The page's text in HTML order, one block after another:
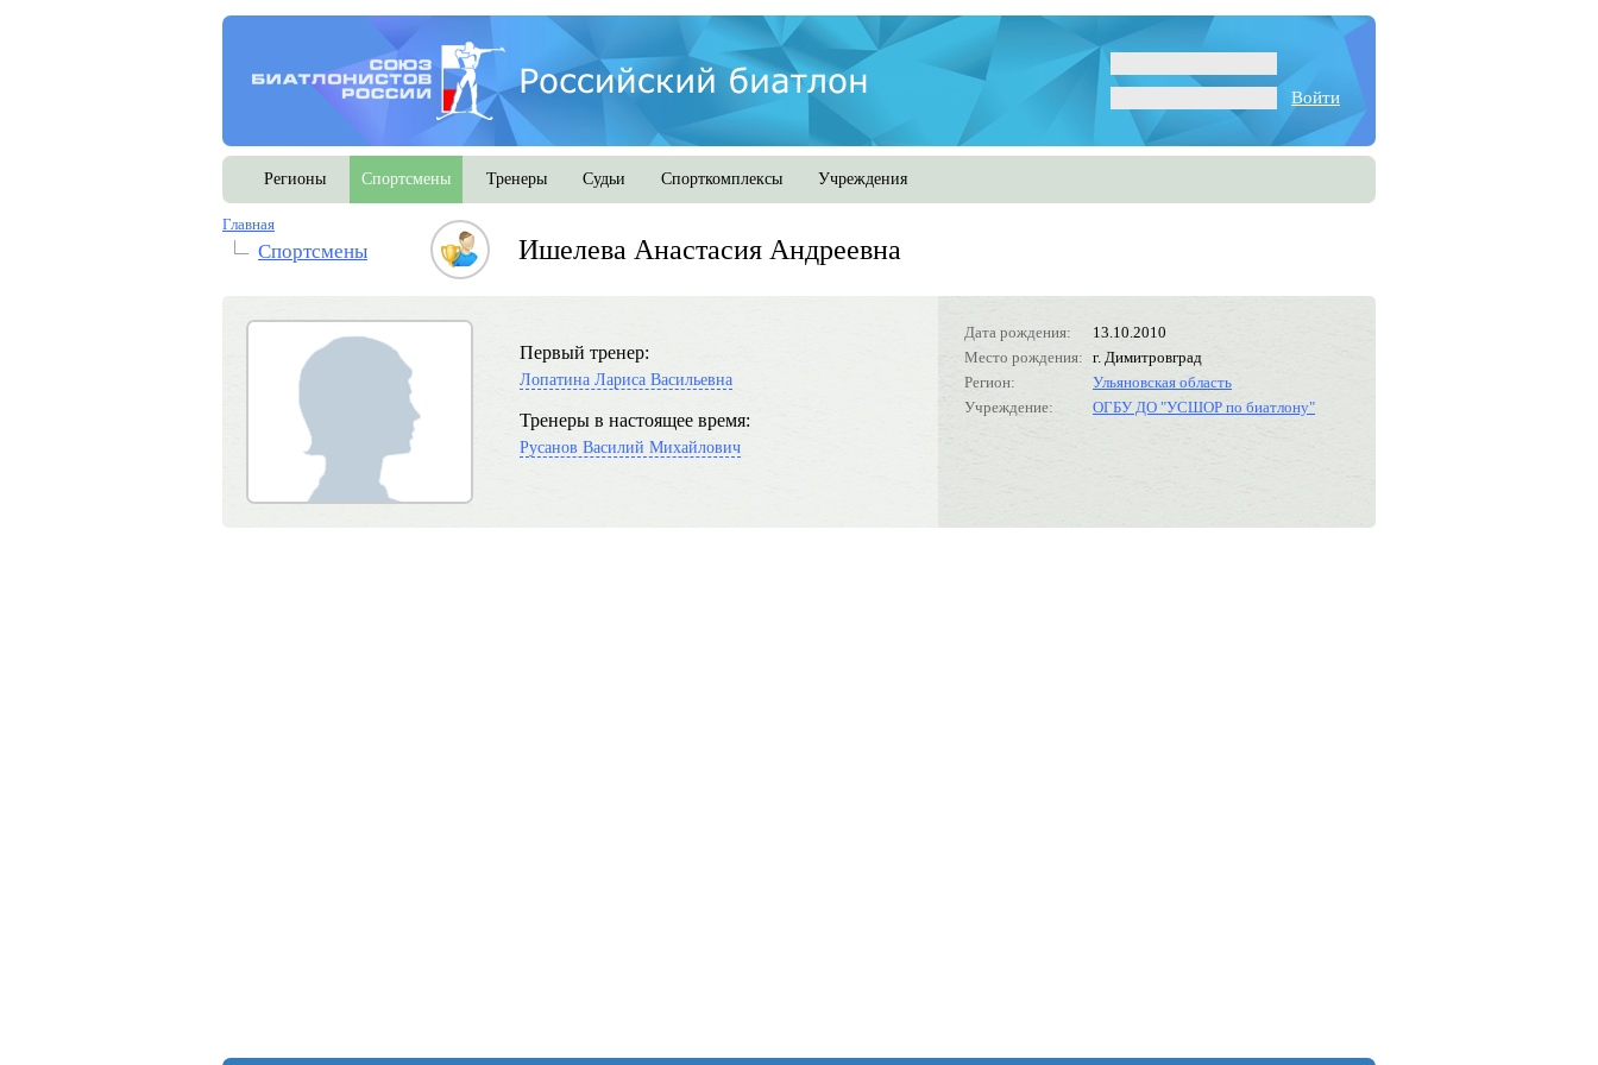
Войти
Регионы Спортсмены Тренеры Судьи Спорткомплексы Учреждения
Главная
Спортсмены Ишелева Анастасия Андреевна
Дата рождения:
13.10.2010
Место рождения: г. Димитровград
Регион:
Ульяновская область
Учреждение:
ОГБУ ДО "УСШОР по биатлону"
Первый тренер:
Лопатина Лариса Васильевна
Тренеры в настоящее время:
Русанов Василий Михайлович